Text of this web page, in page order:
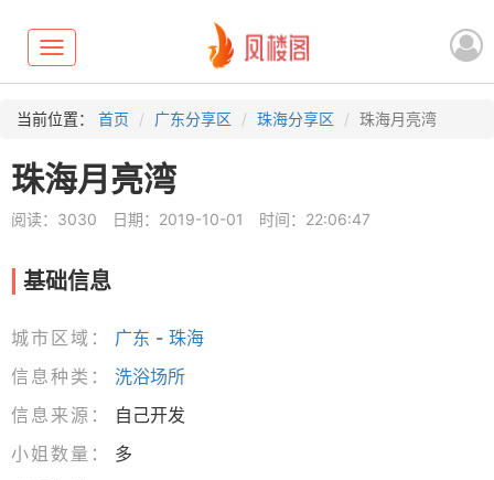
Toggle
navigation
当前位置： 首页 广东分享区 珠海分享区 珠海月亮湾
珠海月亮湾
阅读：3030 日期：2019-10-01 时间：22:06:47
基础信息
城市区域： 广东 - 珠海
信息种类：
洗浴场所
信息来源：
自己开发
小姐数量：
多